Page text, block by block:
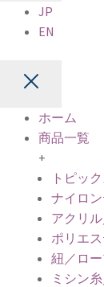
JP
EN
ホーム
商品一覧
+
トピッ
ナイロ
アクリ
ポリエ
紐／ロ
ミシン